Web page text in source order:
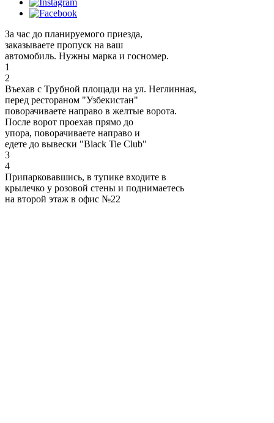
За час до планируемого приезда,
заказываете пропуск на ваш
автомобиль. Нужны марка и госномер.
1
2
Въехав с Трубной площади на ул. Неглинная,
перед рестораном "Узбекистан"
поворачиваете направо в желтые ворота.
После ворот проехав прямо до
упора, поворачиваете направо и
едете до вывески "Black Tie Club"
3
4
Припарковавшись, в тупике входите в
крылечко у розовой стены и поднимаетесь
на второй этаж в офис №22